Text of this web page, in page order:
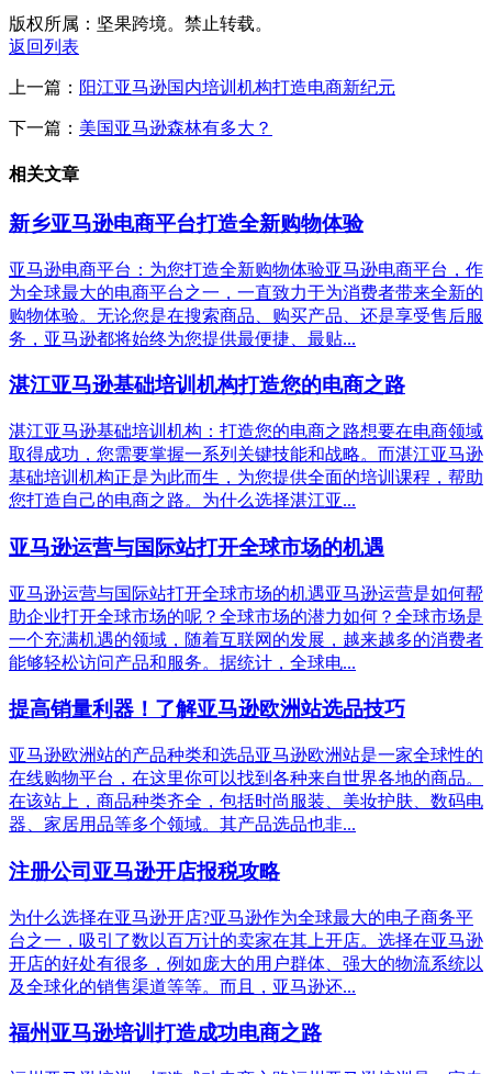
版权所属：坚果跨境。禁止转载。
返回列表
上一篇： 阳江亚马逊国内培训机构打造电商新纪元
下一篇： 美国亚马逊森林有多大？
相关文章
新乡亚马逊电商平台打造全新购物体验
亚马逊电商平台：为您打造全新购物体验亚马逊电商平台，作
为全球最大的电商平台之一，一直致力于为消费者带来全新的
购物体验。无论您是在搜索商品、购买产品、还是享受售后服
务，亚马逊都将始终为您提供最便捷、最贴...
湛江亚马逊基础培训机构打造您的电商之路
湛江亚马逊基础培训机构：打造您的电商之路想要在电商领域
取得成功，您需要掌握一系列关键技能和战略。而湛江亚马逊
基础培训机构正是为此而生，为您提供全面的培训课程，帮助
您打造自己的电商之路。为什么选择湛江亚...
亚马逊运营与国际站打开全球市场的机遇
亚马逊运营与国际站打开全球市场的机遇亚马逊运营是如何帮
助企业打开全球市场的呢？全球市场的潜力如何？全球市场是
一个充满机遇的领域，随着互联网的发展，越来越多的消费者
能够轻松访问产品和服务。据统计，全球电...
提高销量利器！了解亚马逊欧洲站选品技巧
亚马逊欧洲站的产品种类和选品亚马逊欧洲站是一家全球性的
在线购物平台，在这里你可以找到各种来自世界各地的商品。
在该站上，商品种类齐全，包括时尚服装、美妆护肤、数码电
器、家居用品等多个领域。其产品选品也非...
注册公司亚马逊开店报税攻略
为什么选择在亚马逊开店?亚马逊作为全球最大的电子商务平
台之一，吸引了数以百万计的卖家在其上开店。选择在亚马逊
开店的好处有很多，例如庞大的用户群体、强大的物流系统以
及全球化的销售渠道等等。而且，亚马逊还...
福州亚马逊培训打造成功电商之路